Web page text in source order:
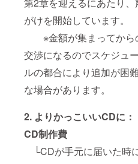
がけを開始しています。
※金額が集まってから
交渉になるのでスケジュー
ルの都合により追加が困
な場合があります。
2. よりかっこいいCDに：
CD制作費
└CDが手元に届いた時